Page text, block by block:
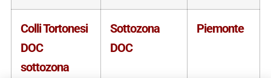
Colli Tortonesi
DOC
sottozona
Sottozona
DOC
Piemonte